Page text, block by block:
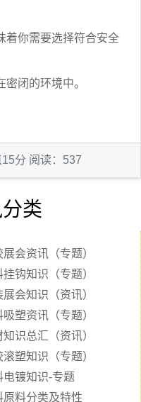
着你需要选择符合安全
闭的环境中。
分 阅读：537
类
展会资讯（专题）
挂钩知识（专题）
展会知识（资讯）
吸塑资讯（专题）
知识总汇（资讯）
滚塑知识（专题）
电镀知识-专题
原料分类及特性